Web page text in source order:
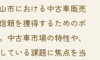
市における中古車販売
頼を獲得するためのポ
中古車市場の特性や、
ている課題に焦点を当